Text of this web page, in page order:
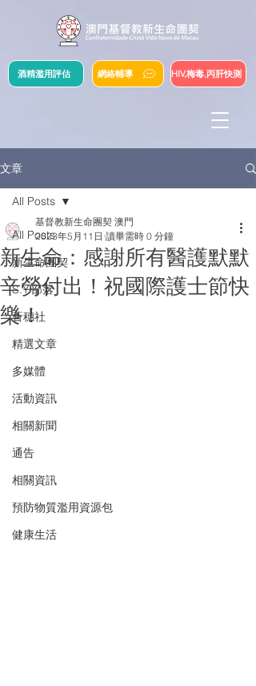
網絡輔導
酒精濫用評估 HIV,梅毒,丙肝快測
文章
All Posts
新生命團契
S.Y.部落
薈穗社
精選文章
多媒體
活動資訊
相關新聞
通告
相關資訊
預防物質濫用資源包
健康生活
All Posts
新生命：感謝所有醫護默默
辛勞付出！祝國際護士節快
樂！
基督教新生命團契 澳門
2023年5月11日 讀畢需時 0 分鐘